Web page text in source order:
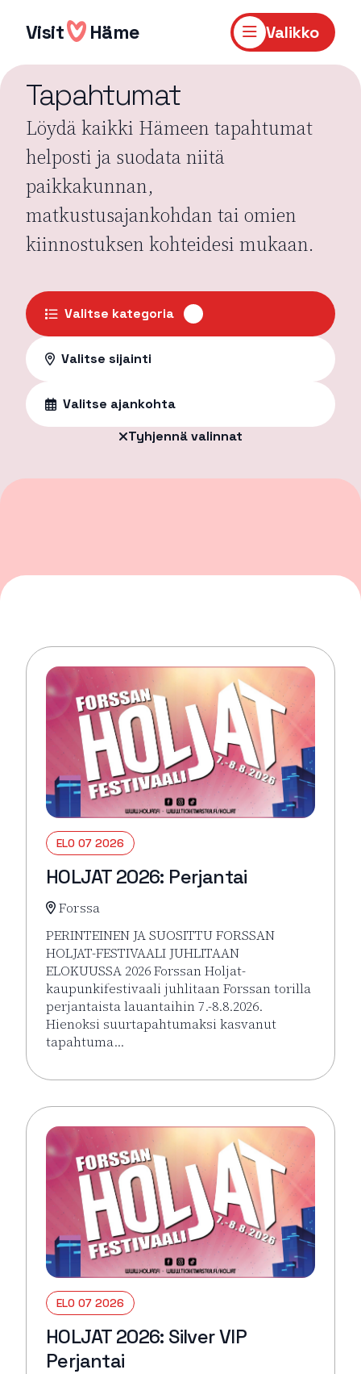
sisältöön
Visit Häme Valikko
Tapahtumat
Löydä kaikki Hämeen tapahtumat
helposti ja suodata niitä
paikkakunnan,
matkustusajankohdan tai omien
kiinnostuksen kohteidesi mukaan.
Valitse kategoria
Valitse sijainti
Valitse ajankohta
Tyhjennä valinnat
ELO 07 2026
HOLJAT 2026: Perjantai
Forssa
PERINTEINEN JA SUOSITTU FORSSAN
HOLJAT-FESTIVAALI JUHLITAAN
ELOKUUSSA 2026 Forssan Holjat-
kaupunkifestivaali juhlitaan Forssan torilla
perjantaista lauantaihin 7.-8.8.2026.
Hienoksi suurtapahtumaksi kasvanut
tapahtuma…
Lue lisää tapahtumasta HOLJAT 2026: Perjantai
ELO 07 2026
HOLJAT 2026: Silver VIP
Perjantai